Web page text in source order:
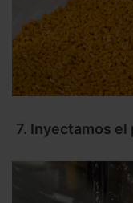
7. Inyectamos